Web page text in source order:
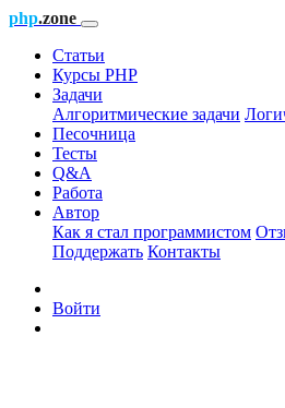
php.zone
Статьи
Курсы PHP
Задачи
Алгоритмические задачи
Песочница
Тесты
Q&A
Работа
Автор
Как я стал программистом
Поддержать Контакты
Войти